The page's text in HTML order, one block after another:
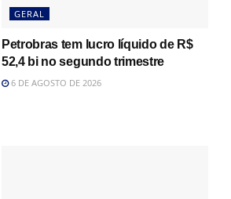
GERAL
Petrobras tem lucro líquido de R$
52,4 bi no segundo trimestre
6 DE AGOSTO DE 2026